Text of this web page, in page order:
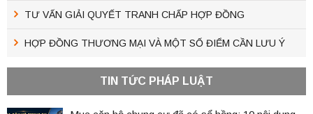
TƯ VẤN GIẢI QUYẾT TRANH CHẤP HỢP ĐỒNG
HỢP ĐỒNG THƯƠNG MẠI VÀ MỘT SỐ ĐIỂM CẦN LƯU Ý
TIN TỨC PHÁP LUẬT